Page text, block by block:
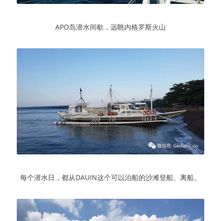
APO岛潜水间歇，远眺内格罗斯火山
每个潜水日，都从DAUIN这个可以泊船的沙滩登船、离船。